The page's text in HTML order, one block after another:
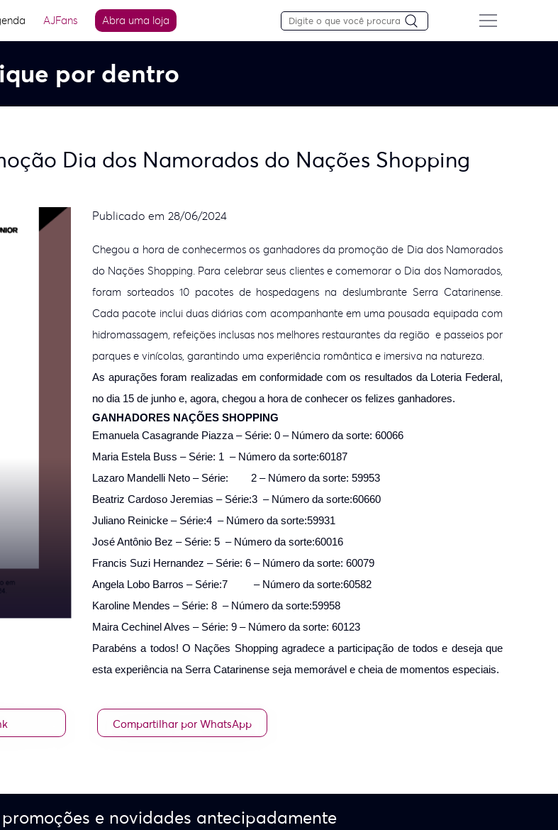
AJFans Abra uma loja
por dentro
Dia dos Namorados do Nações Shopping
Publicado em 28/06/2024
Chegou a hora de conhecermos os ganhadores da promoção de Dia dos Namorados
do Nações Shopping. Para celebrar seus clientes e comemorar o Dia dos Namorados,
foram sorteados 10 pacotes de hospedagens na deslumbrante Serra Catarinense.
Cada pacote inclui duas diárias com acompanhante em uma pousada equipada com
hidromassagem, refeições inclusas nos melhores restaurantes da região e passeios por
parques e vinícolas, garantindo uma experiência romântica e imersiva na natureza.
As apurações foram realizadas em conformidade com os resultados da Loteria Federal,
no dia 15 de junho e, agora, chegou a hora de conhecer os felizes ganhadores.
GANHADORES NAÇÕES SHOPPING
Emanuela Casagrande Piazza – Série: 0 – Número da sorte: 60066
Maria Estela Buss – Série: 1 – Número da sorte:60187
Lazaro Mandelli Neto – Série:
2 – Número da sorte: 59953
Beatriz Cardoso Jeremias – Série:3 – Número da sorte:60660
Juliano Reinicke – Série:4 – Número da sorte:59931
José Antônio Bez – Série: 5 – Número da sorte:60016
Francis Suzi Hernandez – Série: 6 – Número da sorte: 60079
Angela Lobo Barros – Série:7
– Número da sorte:60582
Karoline Mendes – Série: 8 – Número da sorte:59958
Maira Cechinel Alves – Série: 9 – Número da sorte: 60123
Parabéns a todos! O Nações Shopping agradece a participação de todos e deseja que
esta experiência na Serra Catarinense seja memorável e cheia de momentos especiais.
Compartilhar por WhatsApp
promoções e novidades antecipadamente